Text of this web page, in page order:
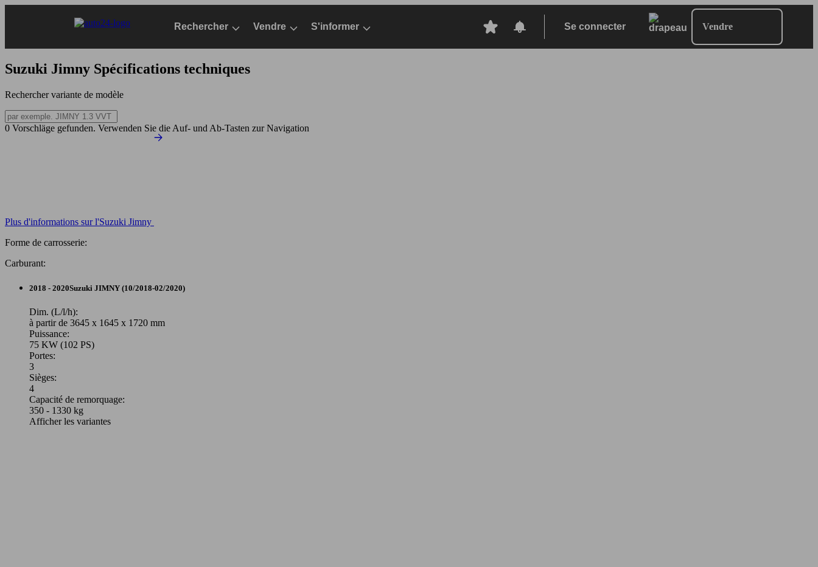
Rechercher Vendre S'informer Se connecter Vendre
Suzuki Jimny Spécifications techniques
Rechercher variante de modèle
0 Vorschläge gefunden. Verwenden Sie die Auf- und Ab-Tasten zur Navigation
Plus d'informations sur l'Suzuki Jimny
Forme de carrosserie:
Carburant:
2018 - 2020Suzuki JIMNY (10/2018-02/2020)
Dim. (L/l/h):
à partir de 3645 x 1645 x 1720 mm
Puissance:
75 KW (102 PS)
Portes:
3
Sièges:
4
Capacité de remorquage:
350 - 1330 kg
Afficher les variantes